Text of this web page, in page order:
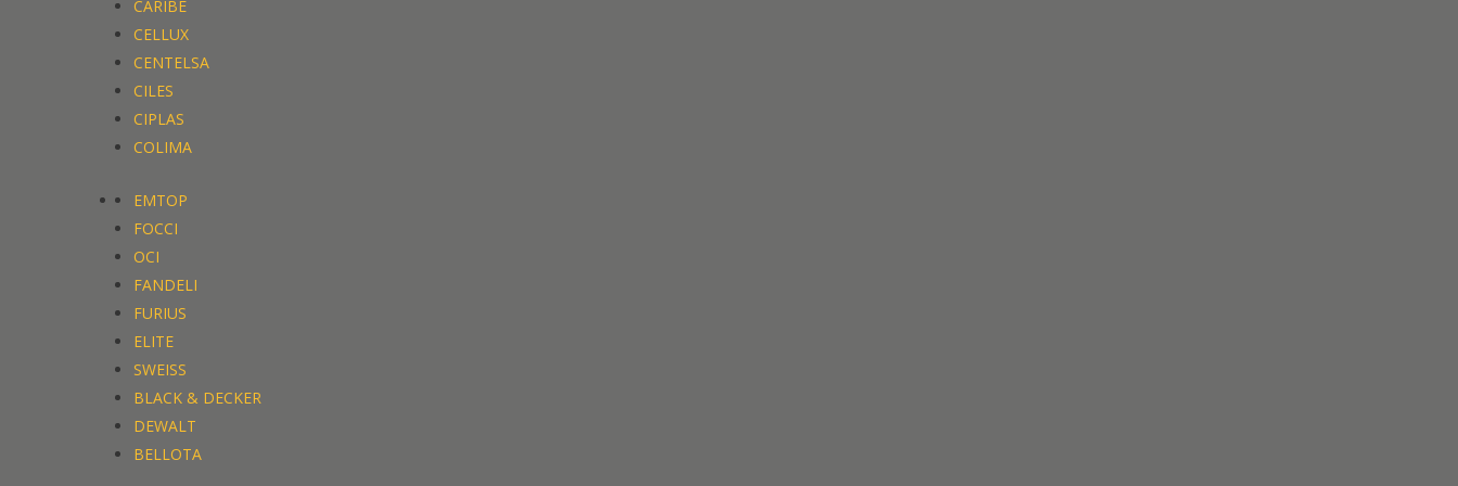
CARIBE
CELLUX
CENTELSA
CILES
CIPLAS
COLIMA
EMTOP
FOCCI
OCI
FANDELI
FURIUS
ELITE
SWEISS
BLACK & DECKER
DEWALT
BELLOTA